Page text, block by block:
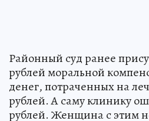
Районный суд ранее
рублей моральной
денег, потраченных на
рублей. А саму клинику
рублей. Женщина с этим